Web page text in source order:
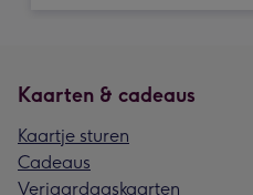
Kaarten & cadeaus
Kaartje sturen
Cadeaus
Verjaardagskaarten